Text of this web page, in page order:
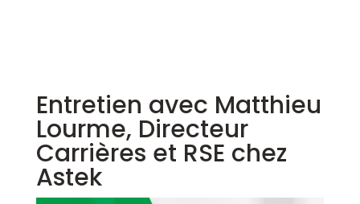
Entretien avec Matthieu
Lourme, Directeur
Carrières et RSE chez
Astek